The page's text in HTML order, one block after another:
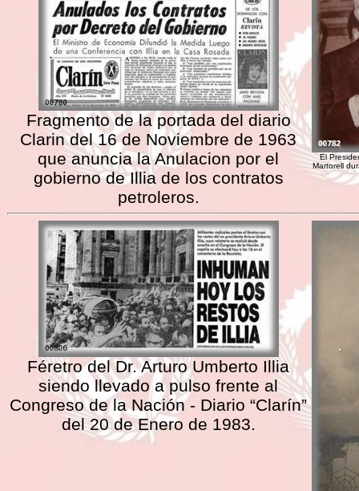
Fragmento de la portada del diario
Clarin del 16 de Noviembre de 1963
que anuncia la Anulacion por el
gobierno de Illia de los contratos
petroleros.
El
Martorell
Féretro del Dr. Arturo Umberto Illia
siendo llevado a pulso frente al
Congreso de la Nación - Diario “Clarín”
del 20 de Enero de 1983.